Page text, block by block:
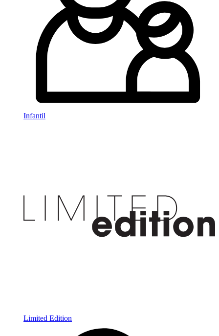
Infantil
Limited Edition